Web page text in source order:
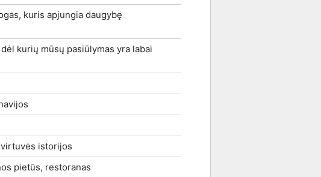
kuris apjungia daugybę
kurių mūsų pasiūlymas yra labai
istorijos
pietūs, restoranas